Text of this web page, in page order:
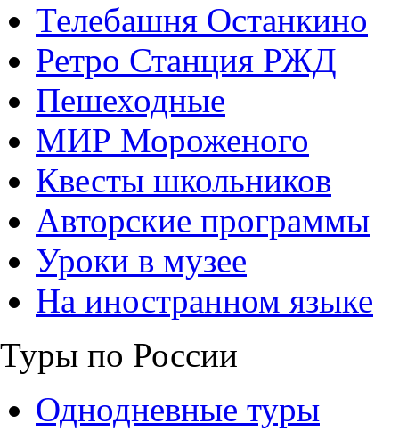
Телебашня Останкино
Ретро Станция РЖД
Пешеходные
МИР Мороженого
Квесты школьников
Авторские программы
Уроки в музее
На иностранном языке
Туры по России
Однодневные туры